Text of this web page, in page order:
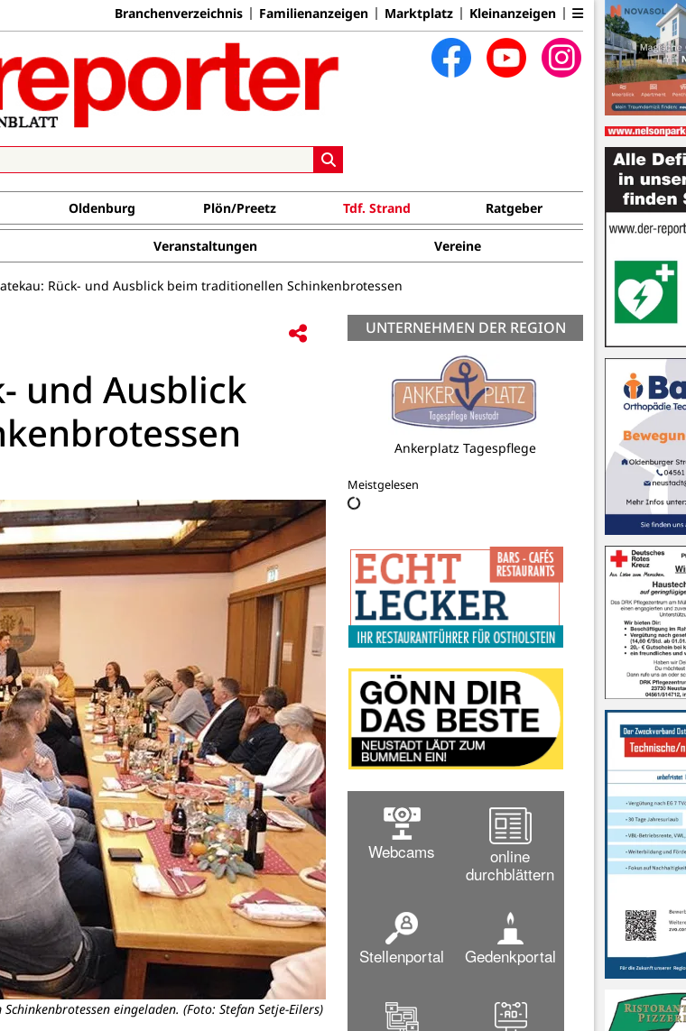
Branchenverzeichnis Familienanzeigen Marktplatz Kleinanzeigen
Oldenburg Plön/Preetz Tdf. Strand Ratgeber
Veranstaltungen Vereine
Rück- und Ausblick beim traditionellen Schinkenbrotessen
und Ausblick
eingeladen. (Foto: Stefan Setje-Eilers)
UNTERNEHMEN DER REGION
Ankerplatz Tagespflege
Meistgelesen
Webcams
online
durchblättern
Stellenportal Gedenkportal